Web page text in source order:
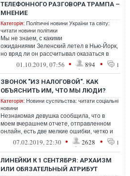
ТЕЛЕФОННОГО РАЗГОВОРА ТРАМПА –
МНЕНИЕ
Категорія: Політичні новини України та світу:
читати новини політики
Мы не знаем, с какими
ожиданиями Зеленский летел в Нью-Йорк,
но вряд ли он рассчитывал оказаться в
клетке с разъяренными и голодными
львами. И по итог...
01.10.2019, 07:56 • 894 • 1
ЗВОНОК "ИЗ НАЛОГОВОЙ". КАК
ОБЪЯСНИТЬ ИМ, ЧТО МЫ ЛЮДИ?
Категорія: Новини суспільства: читати соціальні
новини
Незнакомая девушка сообщила, что в
моем вчерашнем отчете, отправленном
онлайн, есть две мелкие ошибки, четко и
без спешки пояснила какие и
07.02.2019, 22:30 • 2628 • 1
ЛИНЕЙКИ К 1 СЕНТЯБРЯ: АРХАИЗМ
ИЛИ ОБЯЗАТЕЛЬНЫЙ АТРИБУТ